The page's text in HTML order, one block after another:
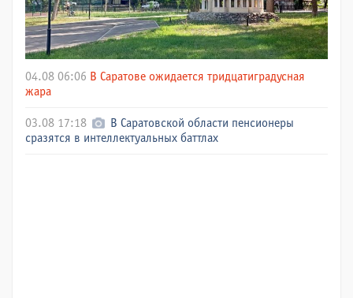
04.08 06:06 В Саратове ожидается тридцатиградусная
жара
03.08 17:18
В Саратовской области пенсионеры
сразятся в интеллектуальных баттлах